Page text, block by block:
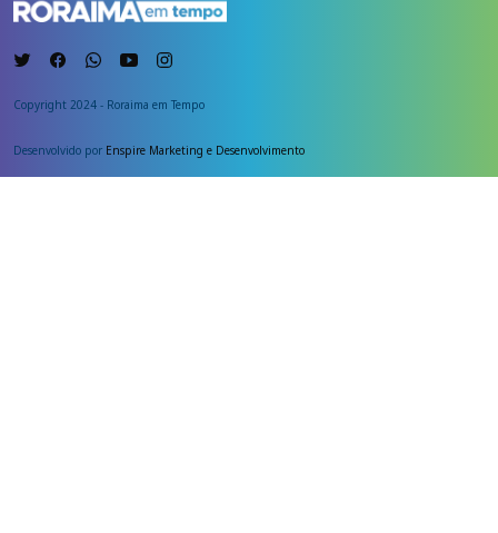
Copyright 2024 - Roraima em Tempo
Desenvolvido por Enspire Marketing e Desenvolvimento